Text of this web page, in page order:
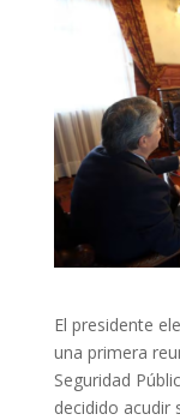
El presidente
una primera
Seguridad
decidido acudir